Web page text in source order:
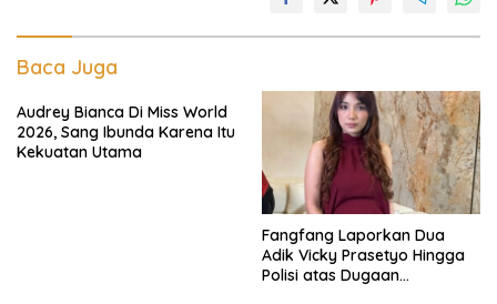
Baca Juga
Audrey Bianca Di Miss World
2026, Sang Ibunda Karena Itu
Kekuatan Utama
Fangfang Laporkan Dua
Adik Vicky Prasetyo Hingga
Polisi atas Dugaan